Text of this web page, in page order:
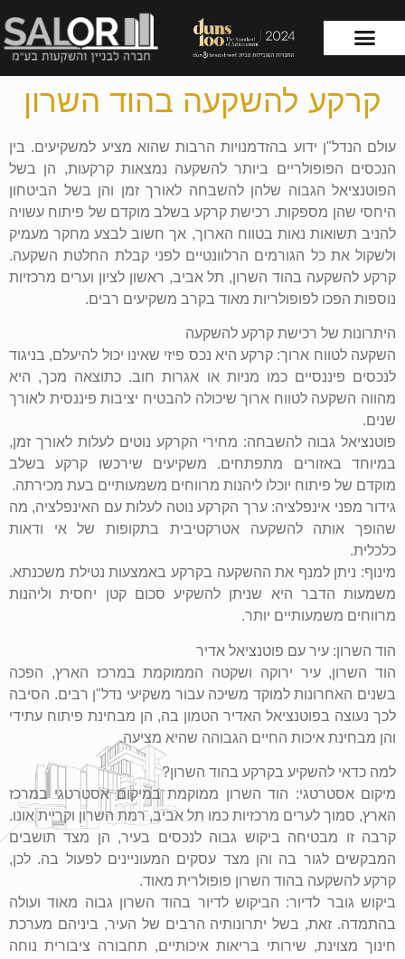
קרקע להשקעה בהוד השרון
עולם הנדל"ן ידוע בהזדמנויות הרבות שהוא מציע למשקיעים. בין
הנכסים הפופולריים ביותר להשקעה נמצאות קרקעות, הן בשל
הפוטנציאל הגבוה שלהן להשבחה לאורך זמן והן בשל הביטחון
היחסי שהן מספקות. רכישת קרקע בשלב מוקדם של פיתוח עשויה
להניב תשואות נאות בטווח הארוך, אך חשוב לבצע מחקר מעמיק
ולשקול את כל הגורמים הרלוונטיים לפני קבלת החלטת השקעה.
קרקע להשקעה בהוד השרון, תל אביב, ראשון לציון וערים מרכזיות
נוספות הפכו לפופולריות מאוד בקרב משקיעים רבים.
היתרונות של רכישת קרקע להשקעה
השקעה לטווח ארוך: קרקע היא נכס פיזי שאינו יכול להיעלם, בניגוד
לנכסים פיננסיים כמו מניות או אגרות חוב. כתוצאה מכך, היא
מהווה השקעה לטווח ארוך שיכולה להבטיח יציבות פיננסית לאורך
שנים.
פוטנציאל גבוה להשבחה: מחירי הקרקע נוטים לעלות לאורך זמן,
במיוחד באזורים מתפתחים. משקיעים שירכשו קרקע בשלב
מוקדם של פיתוח יוכלו ליהנות מרווחים משמעותיים בעת מכירתה.
גידור מפני אינפלציה: ערך הקרקע נוטה לעלות עם האינפלציה, מה
שהופך אותה להשקעה אטרקטיבית בתקופות של אי ודאות
כלכלית.
מינוף: ניתן למנף את ההשקעה בקרקע באמצעות נטילת משכנתא.
משמעות הדבר היא שניתן להשקיע סכום קטן יחסית וליהנות
מרווחים משמעותיים יותר.
הוד השרון: עיר עם פוטנציאל אדיר
הוד השרון, עיר ירוקה ושקטה הממוקמת במרכז הארץ, הפכה
בשנים האחרונות למוקד משיכה עבור משקיעי נדל"ן רבים. הסיבה
לכך נעוצה בפוטנציאל האדיר הטמון בה, הן מבחינת פיתוח עתידי
והן מבחינת איכות החיים הגבוהה שהיא מציעה.
למה כדאי להשקיע בקרקע בהוד השרון?
מיקום אסטרטגי: הוד השרון ממוקמת במיקום אסטרטגי במרכז
הארץ, סמוך לערים מרכזיות כמו תל אביב, רמת השרון וקריית אונו.
קרבה זו מבטיחה ביקוש גבוה לנכסים בעיר, הן מצד תושבים
המבקשים לגור בה והן מצד עסקים המעוניינים לפעול בה. לכן,
קרקע להשקעה בהוד השרון פופולרית מאוד.
ביקוש גובר לדיור: הביקוש לדיור בהוד השרון גבוה מאוד ועולה
בהתמדה. זאת, בשל יתרונותיה הרבים של העיר, ביניהם מערכת
חינוך מצוינת, שירותי בריאות איכותיים, תחבורה ציבורית נוחה